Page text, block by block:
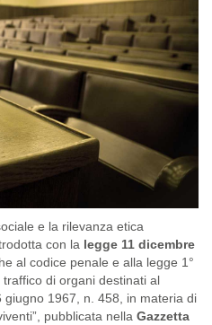
e la rilevanza etica
con la legge 11 dicembre
al codice penale e alla legge 1°
di organi destinati al
1967, n. 458, in materia di
pubblicata nella Gazzetta